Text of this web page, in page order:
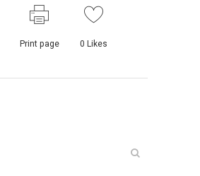
Print page 0 Likes